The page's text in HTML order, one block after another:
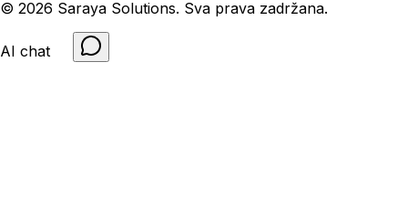
© 2026 Saraya Solutions. Sva prava zadržana.
AI chat